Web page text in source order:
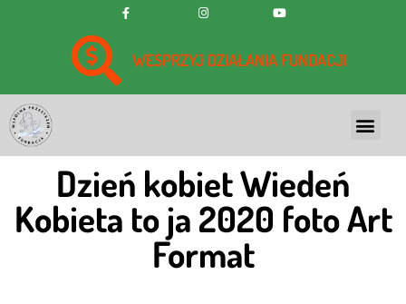
WESPRZYJ DZIAŁANIA FUNDACJI
Dzień kobiet Wiedeń
Kobieta to ja 2020 foto Art
Format